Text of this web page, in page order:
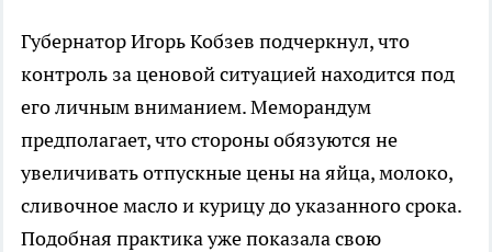
Губернатор Игорь Кобзев подчеркнул, что
контроль за ценовой ситуацией находится под
его личным вниманием. Меморандум
предполагает, что стороны обязуются не
увеличивать отпускные цены на яйца, молоко,
сливочное масло и курицу до указанного срока.
Подобная практика уже показала свою